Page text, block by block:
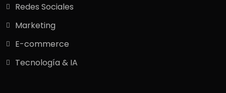
Redes Sociales
Marketing
E-commerce
Tecnología & IA